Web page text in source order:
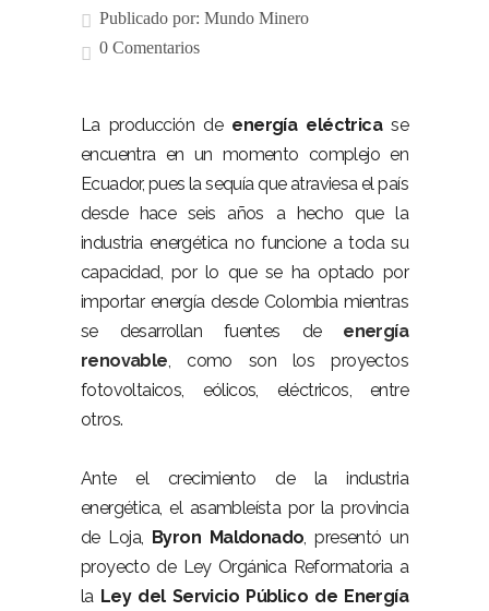
Publicado por: Mundo Minero
0 Comentarios
La producción de energía eléctricase
encuentra en un momento complejo en
Ecuador, pues la sequía que atraviesa el país
desde hace seis años a hecho que la
industria energética no funcione a toda su
capacidad, por lo que se ha optado por
importar energía desde Colombia mientras
se desarrollan fuentes de energía
renovable, como son los proyectos
fotovoltaicos, eólicos, eléctricos, entre
otros.
Ante el crecimiento de la industria
energética, el asambleísta por la provincia
de Loja, Byron Maldonado, presentó un
proyecto de Ley Orgánica Reformatoria a
laLey del Servicio Público de Energía